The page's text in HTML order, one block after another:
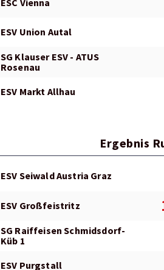
ESC Vienna
ESV Union Autal
SG Klauser ESV - ATUS
Rosenau
ESV Markt Allhau
Ergebnis
ESV Seiwald Austria Graz
ESV Großfeistritz
SG Raiffeisen Schmidsdorf-
Küb 1
ESV Purgstall